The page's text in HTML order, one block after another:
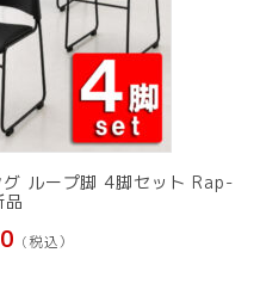
ループ脚 4脚セット Rap-
品
(税込）